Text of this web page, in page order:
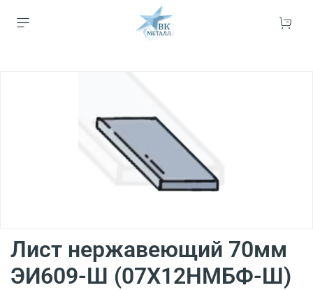
Лист нержавеющий 70мм
ЭИ609-Ш (07Х12НМБФ-Ш)